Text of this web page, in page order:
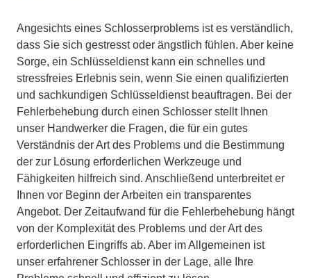
Angesichts eines Schlosserproblems ist es verständlich,
dass Sie sich gestresst oder ängstlich fühlen. Aber keine
Sorge, ein Schlüsseldienst kann ein schnelles und
stressfreies Erlebnis sein, wenn Sie einen qualifizierten
und sachkundigen Schlüsseldienst beauftragen. Bei der
Fehlerbehebung durch einen Schlosser stellt Ihnen
unser Handwerker die Fragen, die für ein gutes
Verständnis der Art des Problems und die Bestimmung
der zur Lösung erforderlichen Werkzeuge und
Fähigkeiten hilfreich sind. Anschließend unterbreitet er
Ihnen vor Beginn der Arbeiten ein transparentes
Angebot. Der Zeitaufwand für die Fehlerbehebung hängt
von der Komplexität des Problems und der Art des
erforderlichen Eingriffs ab. Aber im Allgemeinen ist
unser erfahrener Schlosser in der Lage, alle Ihre